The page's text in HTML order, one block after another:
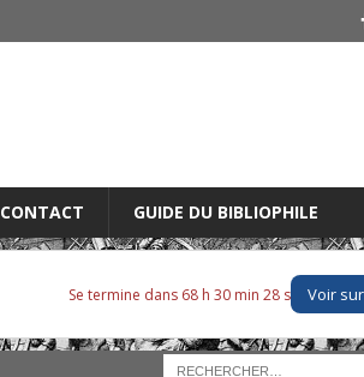
CONTACT GUIDE DU BIBLIOPHILE
Se termine dans 68 h 30 min 28 s Voir